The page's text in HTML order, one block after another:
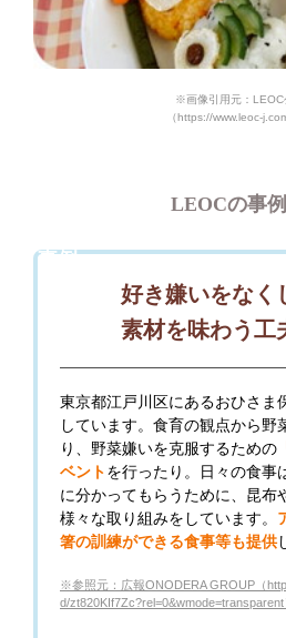
※画像引用元：LEOC
（https://www.leoc-
LEOCの事
事例
好き嫌いをなく
素材を味わう工
東京都江戸川区にあるおひさま
しています。食育の観点から野
り、野菜嫌いを克服するための
ベントを行ったり。日々の食事
に分かってもらうために、昆布
様々な取り組みをしています。
箸の訓練ができる食事等も提供
※参照元：広報ONODERA GROUP（
d/zt820KIf7Zc?rel=0&wmode=transparent